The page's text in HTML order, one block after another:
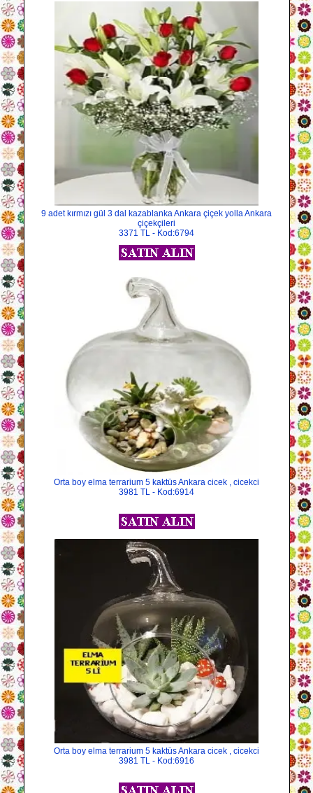
9 adet kırmızı gül 3 dal kazablanka Ankara çiçek yolla Ankara
çiçekçileri
3371 TL - Kod:6794
Orta boy elma terrarium 5 kaktüs Ankara cicek , cicekci
3981 TL - Kod:6914
Orta boy elma terrarium 5 kaktüs Ankara cicek , cicekci
3981 TL - Kod:6916